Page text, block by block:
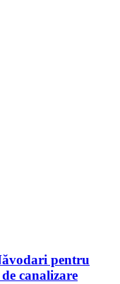
pentru
canalizare